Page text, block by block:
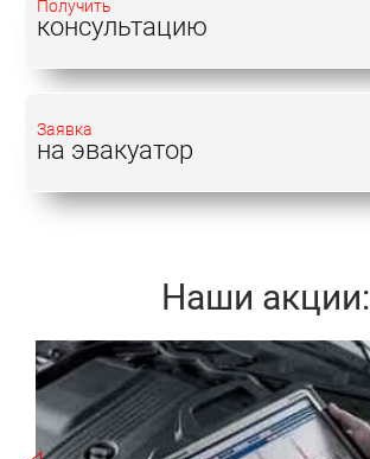
Получить
консультацию
Заявка
на эвакуатор
Наши акции:
Записаться